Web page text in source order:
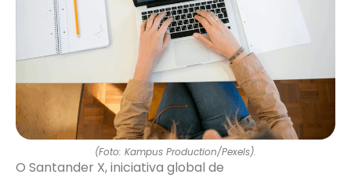
(Foto: Kampus Production/Pexels).
O Santander X, iniciativa global de